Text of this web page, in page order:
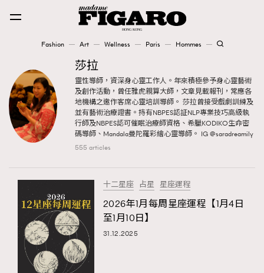
Fashion Art Wellness Paris Hommes
Art
Wellness
Paris
Hommes
Karena Lam is On Our Cover
莎拉
靈性導師，資深身心靈工作人。年來積極參予身心靈藝術
及創作活動，曾任雅虎親算大師，文章見載報刊，常應各
地機構之邀作客席心靈培訓導師。 莎拉曾接受戲劇訓練及
並有藝術治療證書。持有NBPES認証NLP專業技巧高級執
行師及NBPES認可催眠治療師資格、希臘KODIKO生命密
碼導師、Mandala曼陀羅彩繪心靈導師。 IG @saradreamily
555 articles
十二星座 占星 星座運程
2026年1月每周星座運程【1月4日
至1月10日】
31.12.2025